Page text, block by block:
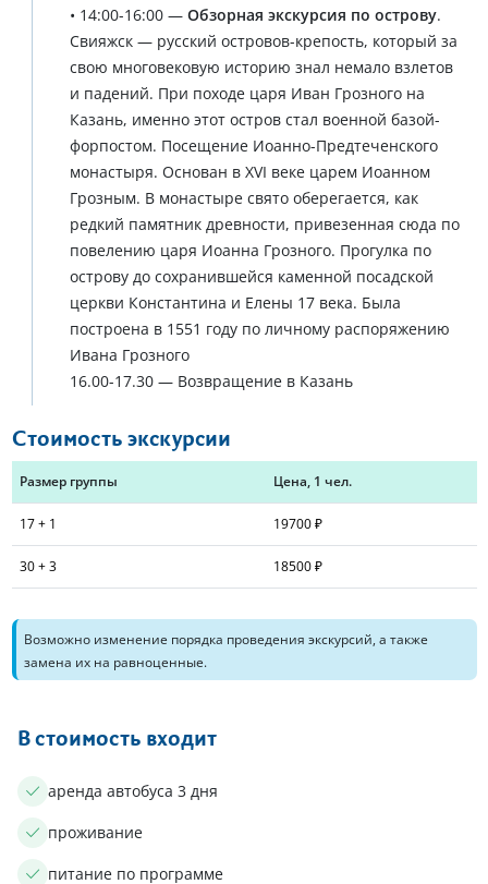
• 14:00-16:00 — Обзорная экскурсия по острову.
Свияжск — русский островов-крепость, который за
свою многовековую историю знал немало взлетов
и падений. При походе царя Иван Грозного на
Казань, именно этот остров стал военной базой-
форпостом. Посещение Иоанно-Предтеченского
монастыря. Основан в XVI веке царем Иоанном
Грозным. В монастыре свято оберегается, как
редкий памятник древности, привезенная сюда по
повелению царя Иоанна Грозного. Прогулка по
острову до сохранившейся каменной посадской
церкви Константина и Елены 17 века. Была
построена в 1551 году по личному распоряжению
Ивана Грозного
16.00-17.30 — Возвращение в Казань
Стоимость экскурсии
Размер группы Цена, 1 чел.
17 + 1 19700 ₽
30 + 3 18500 ₽
Возможно изменение порядка проведения экскурсий, а также
замена их на равноценные.
В стоимость входит
аренда автобуса 3 дня
проживание
питание по программе